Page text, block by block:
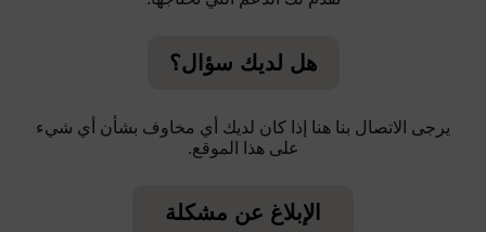
هل لديك سؤال؟
يرجى الاتصال بنا هنا إذا كان لديك أي مخاوف بشأن أي شيء
على هذا الموقع.
الإبلاغ عن مشكلة